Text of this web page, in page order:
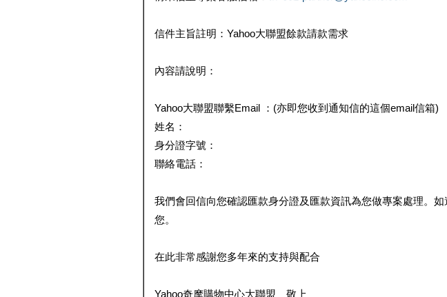
信件主旨註明：Yahoo大聯盟餘款請款需求
內容請說明：
Yahoo大聯盟聯繫Email ：(亦即您收到通知信的這個email信箱)
姓名：
身分證字號：
聯絡電話：
我們會回信向您確認匯款身分證及匯款資訊為您做專案處理。
您。
在此非常感謝您多年來的支持與配合
Yahoo奇摩購物中心大聯盟 敬上